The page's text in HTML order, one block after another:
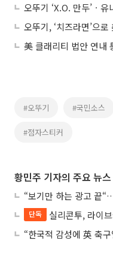
오뚜기 ‘X.O. 만두’ㆍ유
오뚜기, ‘치즈라면’으
#오뚜기 #국민소스
#점자스티커
황민주 기자의 주요 뉴스
단독
실리콘투, 라이브커머